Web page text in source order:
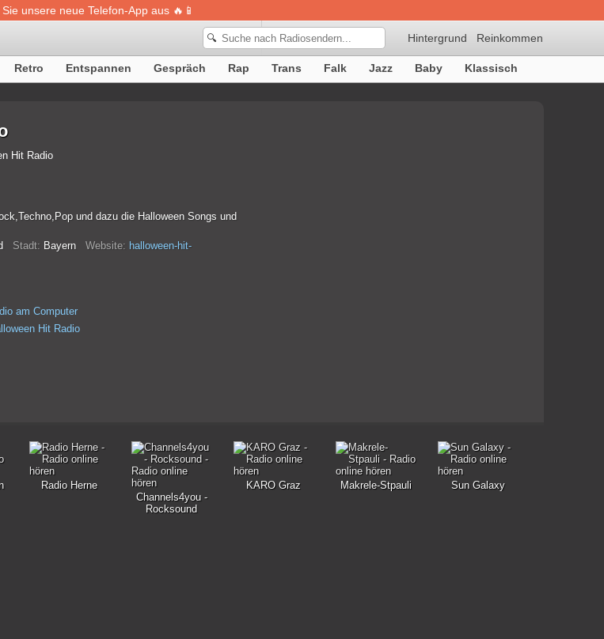
unsere neue Telefon-App aus 🔥📱
Reinkommen
Hintergrund
🔍
Retro Entspannen Gespräch Rap Trans Falk Jazz Baby Klassisch
Hit Radio
und dazu die Halloween Songs und
Stadt: Bayern Website: halloween-hit-
am Computer
Hit Radio
Radio Herne
Channels4you -
Rocksound
KARO Graz Makrele-Stpauli Sun Galaxy